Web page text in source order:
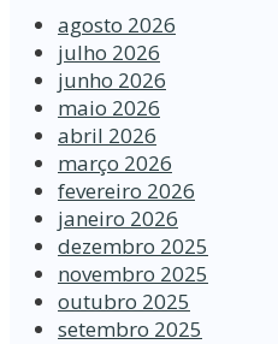
agosto 2026
julho 2026
junho 2026
maio 2026
abril 2026
março 2026
fevereiro 2026
janeiro 2026
dezembro 2025
novembro 2025
outubro 2025
setembro 2025